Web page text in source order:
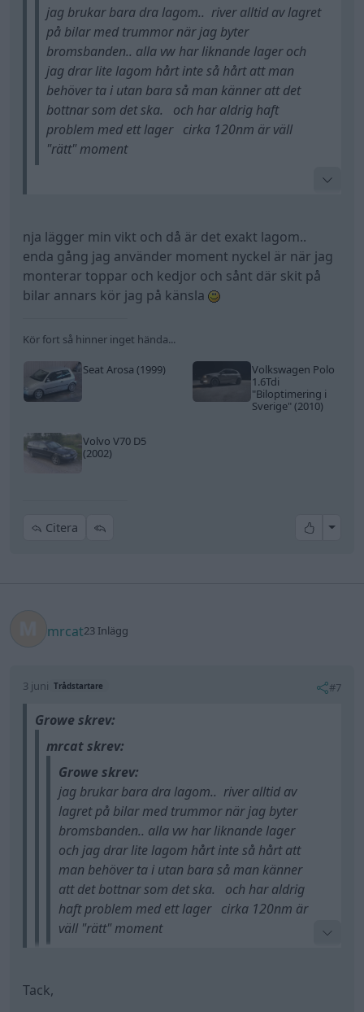
jag brukar bara dra lagom.. river alltid av lagret
på bilar med trummor när jag byter
bromsbanden.. alla vw har liknande lager och
jag drar lite lagom hårt inte så hårt att man
behöver ta i utan bara så man känner att det
bottnar som det ska. och har aldrig haft
problem med ett lager cirka 120nm är väll
"rätt" moment
losstna eller menar du att 70 + 90 blir ca 120nm?
Har personligen ingen bra känsla för såna grejer så
tänkte köra med momentnyckel
för annars lär
jag dra alldeles för hårt
nja lägger min vikt och då är det exakt lagom..
enda gång jag använder moment nyckel är när jag
monterar toppar och kedjor och sånt där skit på
bilar annars kör jag på känsla
Kör fort så hinner inget hända...
Seat Arosa (1999)
Volkswagen Polo
1.6Tdi
"Biloptimering i
Sverige"(2010)
Volvo V70 D5
(2002)
Citera All
mrcat23 Inlägg
3 juni Trådstartare #7
Growe skrev:
mrcat skrev:
Growe skrev:
jag brukar bara dra lagom.. river alltid av
lagret på bilar med trummor när jag byter
bromsbanden.. alla vw har liknande lager
och jag drar lite lagom hårt inte så hårt att
man behöver ta i utan bara så man känner
att det bottnar som det ska. och har aldrig
haft problem med ett lager cirka 120nm är
väll "rätt" moment
drar du mer än 70nm + 90 för du är rädd att de
Tack,